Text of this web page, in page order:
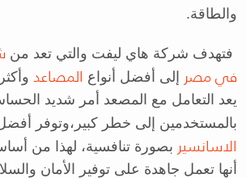
والطاقة.
فتهدف شركة هاي ليفت والتي تعد من
في مصر إلى أفضل أنواع المصاعد
يعد التعامل مع المصعد أمر شديد
بالمستخدمين إلى خطر كبير،وتوفر
الاسانسير بصورة تنافسية، لهذا من
أنها تعمل جاهدة على توفير الأمان